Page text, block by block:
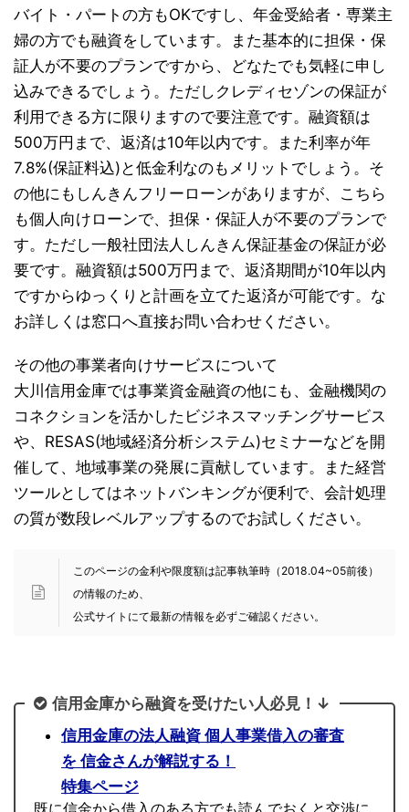
バイト・パートの方もOKですし、年金受給者・専業主
婦の方でも融資をしています。また基本的に担保・保
証人が不要のプランですから、どなたでも気軽に申し
込みできるでしょう。ただしクレディセゾンの保証が
利用できる方に限りますので要注意です。融資額は
500万円まで、返済は10年以内です。また利率が年
7.8%(保証料込)と低金利なのもメリットでしょう。そ
の他にもしんきんフリーローンがありますが、こちら
も個人向けローンで、担保・保証人が不要のプランで
す。ただし一般社団法人しんきん保証基金の保証が必
要です。融資額は500万円まで、返済期間が10年以内
ですからゆっくりと計画を立てた返済が可能です。な
お詳しくは窓口へ直接お問い合わせください。
その他の事業者向けサービスについて
大川信用金庫では事業資金融資の他にも、金融機関の
コネクションを活かしたビジネスマッチングサービス
や、RESAS(地域経済分析システム)セミナーなどを開
催して、地域事業の発展に貢献しています。また経営
ツールとしてはネットバンキングが便利で、会計処理
の質が数段レベルアップするのでお試しください。
このページの金利や限度額は記事執筆時（2018.04~05前後）
の情報のため、
公式サイトにて最新の情報を必ずご確認ください。
信用金庫から融資を受けたい人必見！↓
信用金庫の法人融資 個人事業借入の審査
を 信金さんが解説する！
特集ページ